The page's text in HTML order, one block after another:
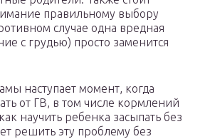
правильному выбору
случае одна вредная
с грудью) просто заменится
наступает момент, когда
от ГВ, в том числе кормлений
научить ребенка засыпать без
решить эту проблему без